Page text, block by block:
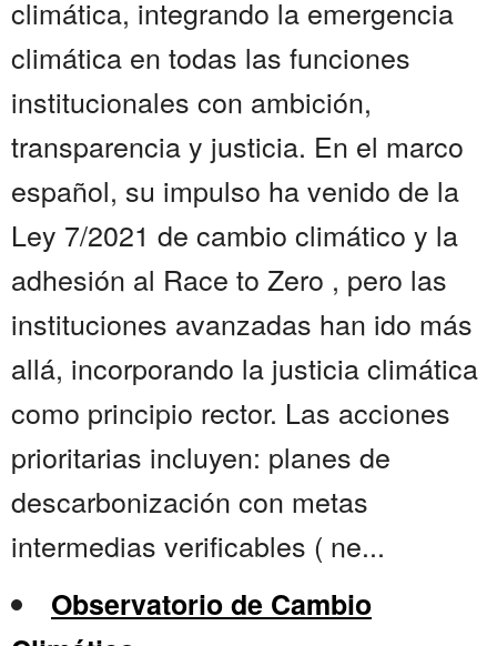
climática, integrando la emergencia
climática en todas las funciones
institucionales con ambición,
transparencia y justicia. En el marco
español, su impulso ha venido de la
Ley 7/2021 de cambio climático y la
adhesión al Race to Zero , pero las
instituciones avanzadas han ido más
allá, incorporando la justicia climática
como principio rector. Las acciones
prioritarias incluyen: planes de
descarbonización con metas
intermedias verificables ( ne...
Observatorio de Cambio